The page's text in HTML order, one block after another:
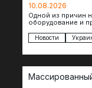
10.08.2026
Одной из причин
оборудование и
Новости